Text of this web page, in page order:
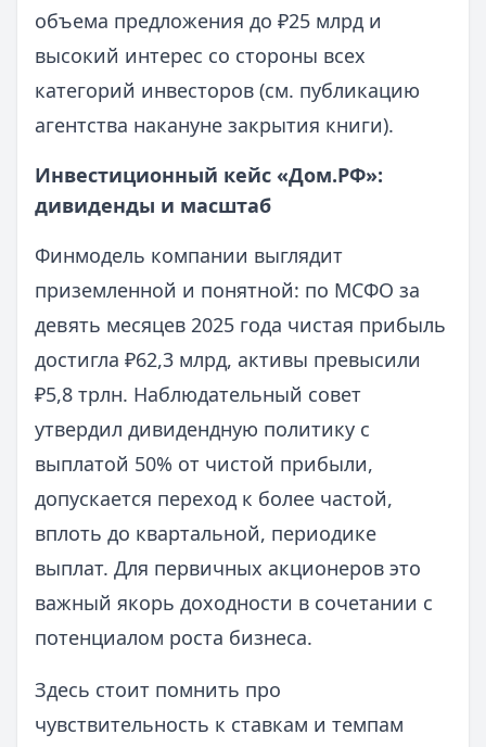
объема предложения до ₽25 млрд и
высокий интерес со стороны всех
категорий инвесторов (см. публикацию
агентства накануне закрытия книги).
Инвестиционный кейс «Дом.РФ»:
дивиденды и масштаб
Финмодель компании выглядит
приземленной и понятной: по МСФО за
девять месяцев 2025 года чистая прибыль
достигла ₽62,3 млрд, активы превысили
₽5,8 трлн. Наблюдательный совет
утвердил дивидендную политику с
выплатой 50% от чистой прибыли,
допускается переход к более частой,
вплоть до квартальной, периодике
выплат. Для первичных акционеров это
важный якорь доходности в сочетании с
потенциалом роста бизнеса.
Здесь стоит помнить про
чувствительность к ставкам и темпам